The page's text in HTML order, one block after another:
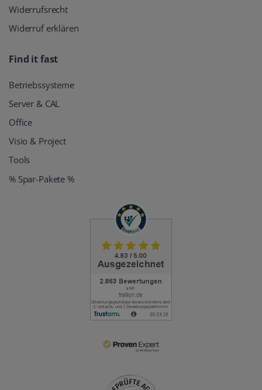
Widerrufsrecht
Widerruf erklären
Find it fast
Betriebssysteme
Server & CAL
Office
Visio & Project
Tools
% Spar-Pakete %